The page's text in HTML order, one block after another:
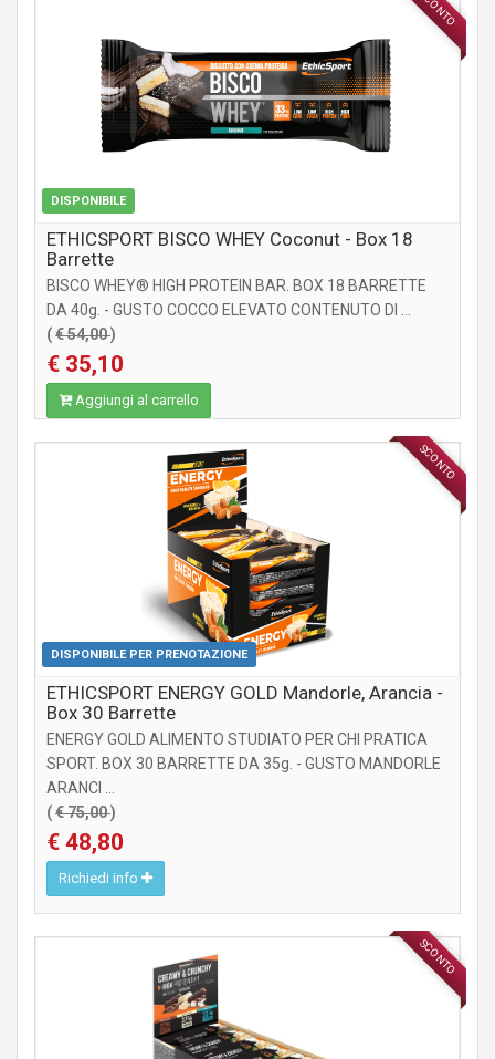
SCONTO
DISPONIBILE
INTEGRATORI
ETHICSPORT BISCO WHEY Coconut - Box 18
Barrette
BISCO WHEY® HIGH PROTEIN BAR. BOX 18 BARRETTE
DA 40g. - GUSTO COCCO ELEVATO CONTENUTO DI ...
(€ 54,00)
€ 35,10
Aggiungi al carrello
SCONTO
DISPONIBILE PER PRENOTAZIONE
INTEGRATORI
ETHICSPORT ENERGY GOLD Mandorle, Arancia -
Box 30 Barrette
ENERGY GOLD ALIMENTO STUDIATO PER CHI PRATICA
SPORT. BOX 30 BARRETTE DA 35g. - GUSTO MANDORLE
ARANCI ...
(€ 75,00)
€ 48,80
Richiedi info
SCONTO
INTEGRATORI